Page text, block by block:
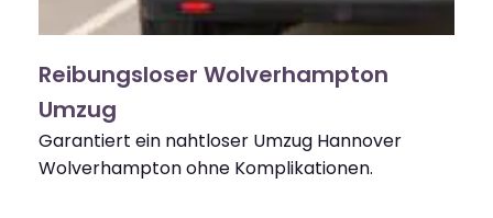
Reibungsloser Wolverhampton
Umzug
Garantiert ein nahtloser Umzug Hannover
Wolverhampton ohne Komplikationen.